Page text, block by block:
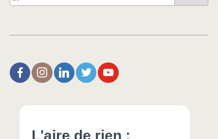
L’Aire de Rien (facebook)
Christophe Noisette (instagram)
Christophe Noisette (Linkedin)
Christophe Noisette (X | Twitter)
L’Aire de Rien (You Tube)